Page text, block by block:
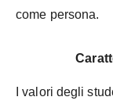
come persona.
I valori degli